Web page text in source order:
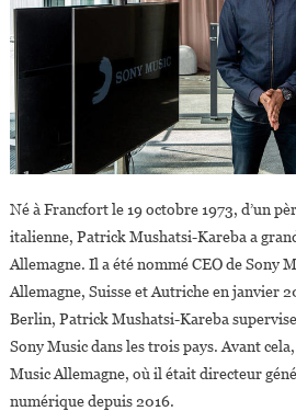
Né à Francfort le 19 octobre 1973, d’un
italienne, Patrick Mushatsi-Kareba a
Allemagne. Il a été nommé CEO de Sony
Allemagne, Suisse et Autriche en janvier
Berlin, Patrick Mushatsi-Kareba
Sony Music dans les trois pays. Avant
Music Allemagne, où il était directeur
numérique depuis 2016.